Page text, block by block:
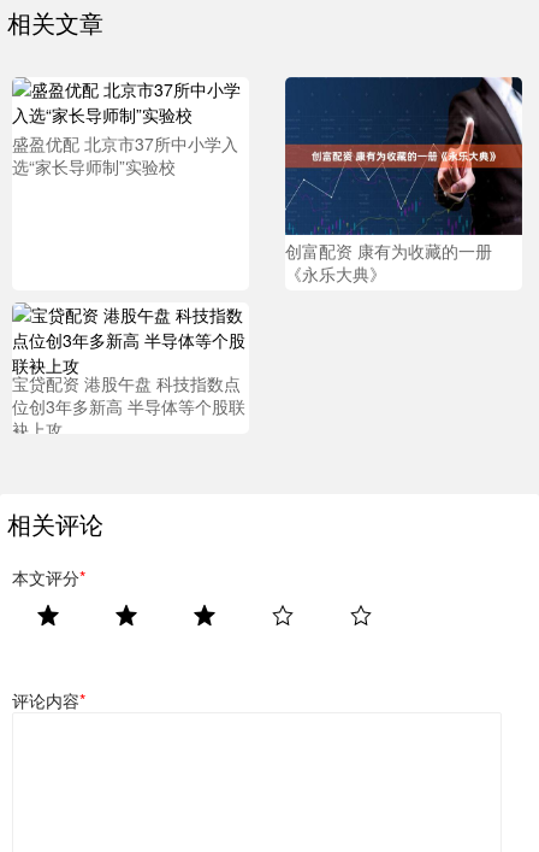
相关文章
盛盈优配 北京市37所中小学入
选“家长导师制”实验校
创富配资 康有为收藏的一册
《永乐大典》
宝贷配资 港股午盘 科技指数点
位创3年多新高 半导体等个股联
袂上攻
相关评论
本文评分*
评论内容*